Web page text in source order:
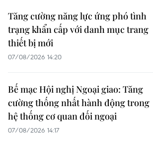
Tăng cường năng lực ứng phó tình
trạng khẩn cấp với danh mục trang
thiết bị mới
07/08/2026 14:20
Bế mạc Hội nghị Ngoại giao: Tăng
cường thống nhất hành động trong
hệ thống cơ quan đối ngoại
07/08/2026 14:17